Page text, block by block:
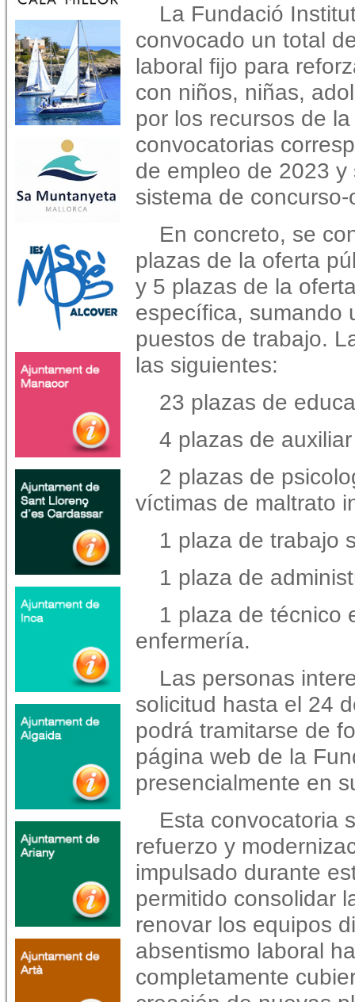
La Fundació
convocado un total
laboral fijo para
con niños, niñas,
por los recursos de
convocatorias
de empleo de 2023
sistema de
En concreto, se
plazas de la oferta
y 5 plazas de la
específica, sumando
puestos de trabajo.
las siguientes:
23 plazas de
4 plazas de
2 plazas de
víctimas de maltrato
1 plaza de trabajo
1 plaza de
1 plaza de técnico
enfermería.
Las personas
solicitud hasta el 24
podrá tramitarse de
página web de la
presencialmente en
Esta convocatoria
refuerzo y
impulsado durante
permitido consolidar
renovar los equipos
absentismo laboral
completamente